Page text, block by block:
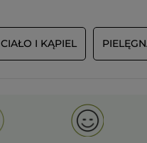
CIAŁO I KĄPIEL